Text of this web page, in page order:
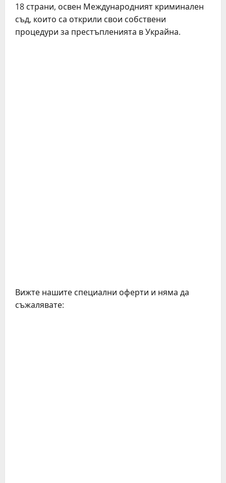
18 страни, освен Международният криминален
съд, които са открили свои собствени
процедури за престъпленията в Украйна.
Вижте нашите специални оферти и няма да
съжалявате: